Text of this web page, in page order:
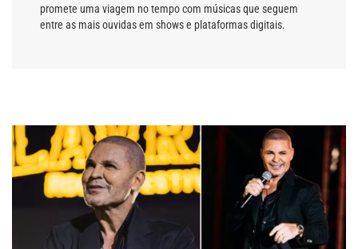
promete uma viagem no tempo com músicas que seguem
entre as mais ouvidas em shows e plataformas digitais.